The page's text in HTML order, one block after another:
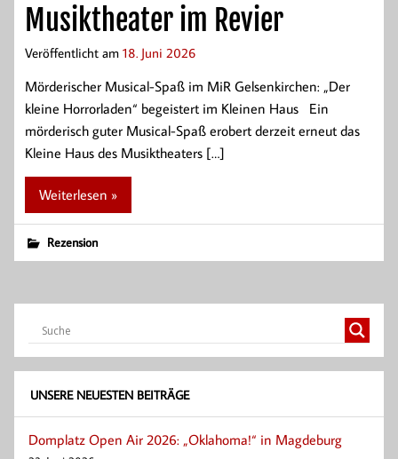
Musiktheater im Revier
Veröffentlicht am 18. Juni 2026
Mörderischer Musical-Spaß im MiR Gelsenkirchen: „Der
kleine Horrorladen“ begeistert im Kleinen Haus Ein
mörderisch guter Musical-Spaß erobert derzeit erneut das
Kleine Haus des Musiktheaters […]
Weiterlesen »
Rezension
UNSERE NEUESTEN BEITRÄGE
Domplatz Open Air 2026: „Oklahoma!“ in Magdeburg